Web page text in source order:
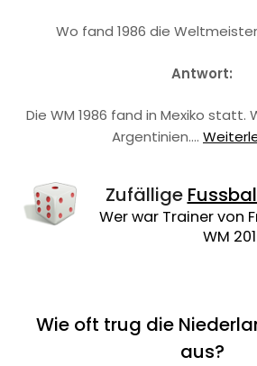
Wo fand 1986 die
Antwort:
Die WM 1986 fand in Mexiko
Argentinien.…
Zufällige
Wer war Trainer von
WM
Wie oft trug die
aus?